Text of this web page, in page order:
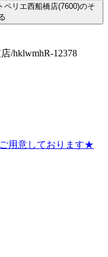
リエ西船橋店(7600)のそ
/hklwmhR-12378
用意しております★